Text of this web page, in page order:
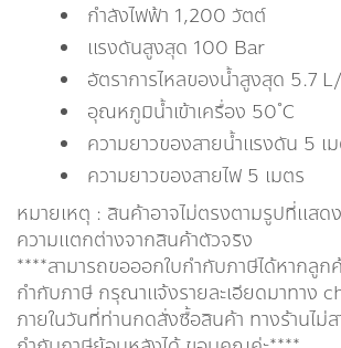
กำลังไฟฟ้า 1,200 วัตต์
แรงดันสูงสุด 100 Bar
อัตราการไหลของน้ำสูงสุด 5.7
อุณหภูมิน้ำเข้าเครื่อง 50 ํC
ความยาวของสายน้ำแรงดัน 5 เ
ความยาวของสายไฟ 5 เมตร
หมายเหตุ : สินค้าอาจไม่ตรงตามรูปที่แสด
ความแตกต่างจากสินค้าตัวจริง
****สามารถขอออกใบกำกับภาษีได้หากลูก
กำกับภาษี กรุณาเเจ้งรายละเอียดมาทาง
ภายในวันที่ท่านกดสั่งซื้อสินค้า ทางร้านไม่